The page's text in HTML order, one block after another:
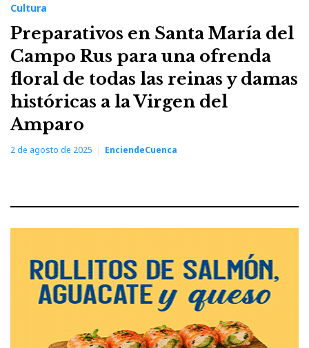
Cultura
Preparativos en Santa María del
Campo Rus para una ofrenda
floral de todas las reinas y damas
históricas a la Virgen del
Amparo
2 de agosto de 2025 EnciendeCuenca